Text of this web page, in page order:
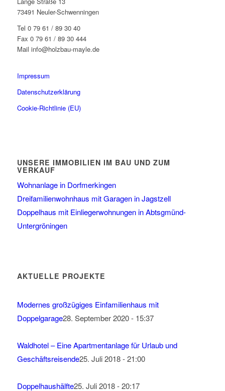
73491 Neuler-Schwenningen
Tel 0 79 61 / 89 30 40
Fax 0 79 61 / 89 30 444
Mail info@holzbau-mayle.de
Impressum
Datenschutzerklärung
Cookie-Richtlinie (EU)
UNSERE IMMOBILIEN IM BAU UND ZUM
VERKAUF
Wohnanlage in Dorfmerkingen
Dreifamilienwohnhaus mit Garagen in Jagstzell
Doppelhaus mit Einliegerwohnungen in Abtsgmünd-
Untergröningen
AKTUELLE PROJEKTE
Modernes großzügiges Einfamilienhaus mit
Doppelgarage28. September 2020 - 15:37
Waldhotel – Eine Apartmentanlage für Urlaub und
Geschäftsreisende25. Juli 2018 - 21:00
Doppelhaushälfte25. Juli 2018 - 20:17